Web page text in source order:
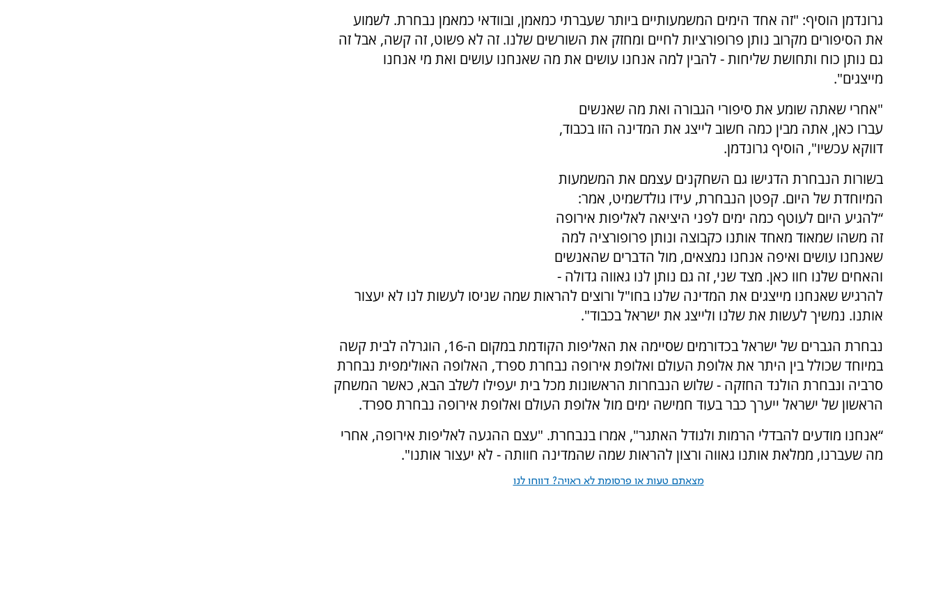
גרונדמן הוסיף: "זה אחד הימים המשמעותיים ביותר שעברתי כמאמן, ובוודאי כמאמן נבחרת. לשמוע
את הסיפורים מקרוב נותן פרופורציות לחיים ומחזק את השורשים שלנו. זה לא פשוט, זה קשה, אבל זה
גם נותן כוח ותחושת שליחות - להבין למה אנחנו עושים את מה שאנחנו עושים ואת מי אנחנו
מייצגים".
"אחרי שאתה שומע את סיפורי הגבורה ואת מה שאנשים
עברו כאן, אתה מבין כמה חשוב לייצג את המדינה הזו בכבוד,
דווקא עכשיו", הוסיף גרונדמן.
בשורות הנבחרת הדגישו גם השחקנים עצמם את המשמעות
המיוחדת של היום. קפטן הנבחרת, עידו גולדשמיט, אמר:
“להגיע היום לעוטף כמה ימים לפני היציאה לאליפות אירופה
זה משהו שמאוד מאחד אותנו כקבוצה ונותן פרופורציה למה
שאנחנו עושים ואיפה אנחנו נמצאים, מול הדברים שהאנשים
והאחים שלנו חוו כאן. מצד שני, זה גם נותן לנו גאווה גדולה -
להרגיש שאנחנו מייצגים את המדינה שלנו בחו"ל ורוצים להראות שמה שניסו לעשות לנו לא יעצור
אותנו. נמשיך לעשות את שלנו ולייצג את ישראל בכבוד".
נבחרת הגברים של ישראל בכדורמים שסיימה את האליפות הקודמת במקום ה-16, הוגרלה לבית קשה
במיוחד שכולל בין היתר את אלופת העולם ואלופת אירופה נבחרת ספרד, האלופה האולימפית נבחרת
סרביה ונבחרת הולנד החזקה - שלוש הנבחרות הראשונות מכל בית יעפילו לשלב הבא, כאשר המשחק
הראשון של ישראל ייערך כבר בעוד חמישה ימים מול אלופת העולם ואלופת אירופה נבחרת ספרד.
“אנחנו מודעים להבדלי הרמות ולגודל האתגר", אמרו בנבחרת. "עצם ההגעה לאליפות אירופה, אחרי
מה שעברנו, ממלאת אותנו גאווה ורצון להראות שמה שהמדינה חוותה - לא יעצור אותנו".
מצאתם טעות או פרסומת לא ראויה? דווחו לנו